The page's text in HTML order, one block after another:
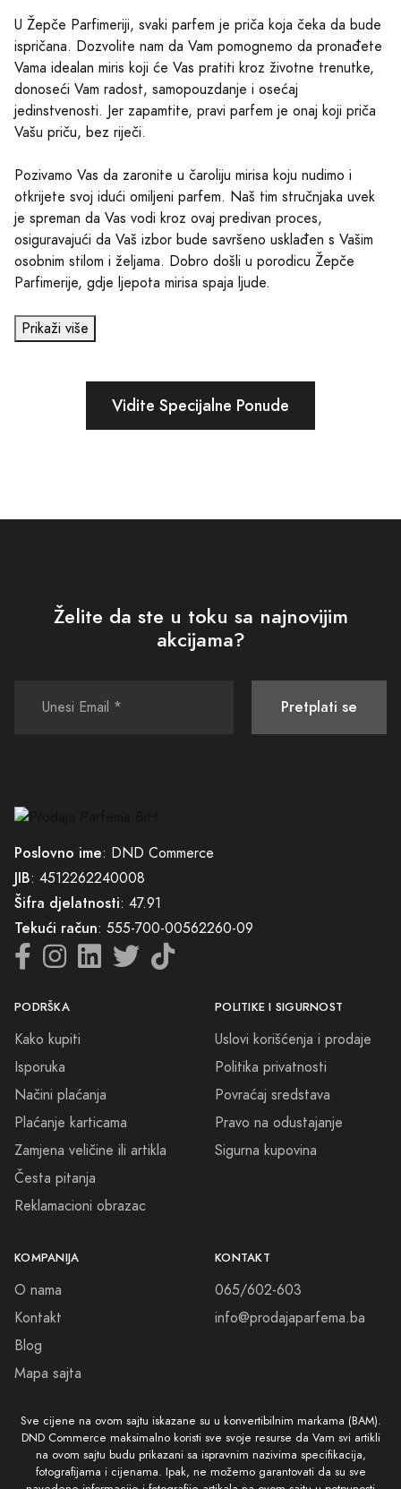
U Žepče Parfimeriji, svaki parfem je priča koja čeka da bude
ispričana. Dozvolite nam da Vam pomognemo da pronađete
Vama idealan miris koji će Vas pratiti kroz životne trenutke,
donoseći Vam radost, samopouzdanje i osećaj
jedinstvenosti. Jer zapamtite, pravi parfem je onaj koji priča
Vašu priču, bez riječi.
Pozivamo Vas da zaronite u čaroliju mirisa koju nudimo i
otkrijete svoj idući omiljeni parfem. Naš tim stručnjaka uvek
je spreman da Vas vodi kroz ovaj predivan proces,
osiguravajući da Vaš izbor bude savršeno usklađen s Vašim
osobnim stilom i željama. Dobro došli u porodicu Žepče
Parfimerije, gdje ljepota mirisa spaja ljude.
Prikaži više
Vidite Specijalne Ponude
Želite da ste u toku sa najnovijim
akcijama?
Pretplati se
Poslovno ime: DND Commerce
JIB: 4512262240008
Šifra djelatnosti: 47.91
Tekući račun: 555-700-00562260-09
PODRŠKA
Kako kupiti
Isporuka
Načini plaćanja
Plaćanje karticama
Zamjena veličine ili artikla
Česta pitanja
Reklamacioni obrazac
POLITIKE I SIGURNOST
Uslovi korišćenja i prodaje
Politika privatnosti
Povraćaj sredstava
Pravo na odustajanje
Sigurna kupovina
KOMPANIJA
O nama
Kontakt
Blog
Mapa sajta
KONTAKT
065/602-603
info@prodajaparfema.ba
Sve cijene na ovom sajtu iskazane su u konvertibilnim markama (BAM).
DND Commerce maksimalno koristi sve svoje resurse da Vam svi artikli
na ovom sajtu budu prikazani sa ispravnim nazivima specifikacija,
fotografijama i cijenama. Ipak, ne možemo garantovati da su sve